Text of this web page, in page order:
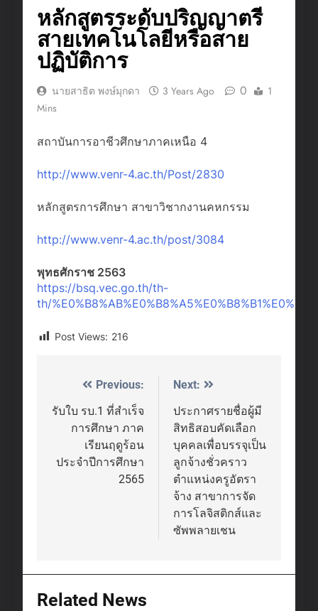
หลักสูตรระดับปริญญาตรี
สายเทคโนโลยีหรือสาย
ปฏิบัติการ
นายสาธิต พงษ์มุกดา 3 Years Ago 0
1
Mins
สถาบันการอาชีวศึกษาภาคเหนือ 4
http://www.venr-4.ac.th/Post/2830
หลักสูตรการศึกษา สาขาวิชากงานคหกรรม
http://www.venr-4.ac.th/post/3084
พุทธศักราช 2563
https://bsq.vec.go.th/th-
th/
Post Views: 216
Post
navigation
Previous:
รับใบ รบ.1 ที่สำเร็จ
การศึกษา ภาค
เรียนฤดูร้อน
ประจำปีการศึกษา
2565
Next:
ประกาศรายชื่อผู้มี
สิทธิสอบคัดเลือก
บุคคลเพื่อบรรจุเป็น
ลูกจ้างชั่วคราว
ตำแหน่งครูอัตรา
จ้าง สาขาการจัด
การโลจิสติกส์และ
ซัพพลายเชน
Related News